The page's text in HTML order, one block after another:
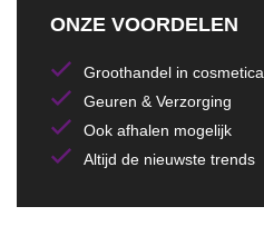
ONZE VOORDELEN
Groothandel in cosmetica
Geuren & Verzorging
Ook afhalen mogelijk
Altijd de nieuwste trends